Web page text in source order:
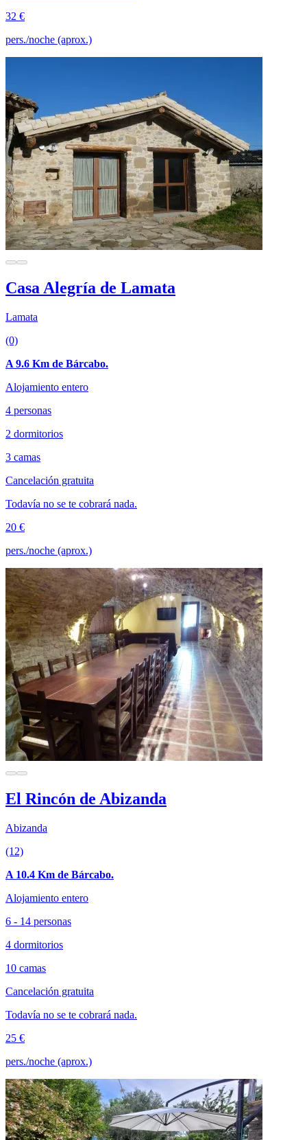
32 €
pers./noche (aprox.)
Casa Alegría de Lamata
Lamata
(0)
A 9.6 Km de Bárcabo.
Alojamiento entero
4 personas
2 dormitorios
3 camas
Cancelación gratuita
Todavía no se te cobrará nada.
20 €
pers./noche (aprox.)
El Rincón de Abizanda
Abizanda
(12)
A 10.4 Km de Bárcabo.
Alojamiento entero
6 - 14 personas
4 dormitorios
10 camas
Cancelación gratuita
Todavía no se te cobrará nada.
25 €
pers./noche (aprox.)